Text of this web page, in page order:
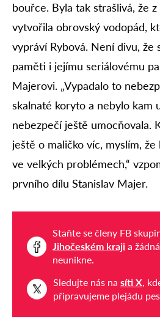
bouřce. Byla tak strašlivá, že
vytvořila obrovský vodopád,
vypráví Rybová. Není divu,
paměti i jejímu seriálovému
Majerovi. „Vypadalo to
skalnaté koryto a nebylo kam
nebezpečí ještě umocňovala.
ještě o maličko víc, myslím,
ve velkých problémech,“
prvního dílu Stanislav Majer.
Staňte se členy FB
Jihočeském kraji a
neunikne.
Sledujte nás na síti X,
připravujeme plejádu